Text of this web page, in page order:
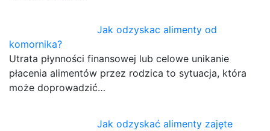
Jak odzyskac alimenty od
komornika?
Utrata płynności finansowej lub celowe unikanie
płacenia alimentów przez rodzica to sytuacja, która
może doprowadzić…
Jak odzyskać alimenty zajęte